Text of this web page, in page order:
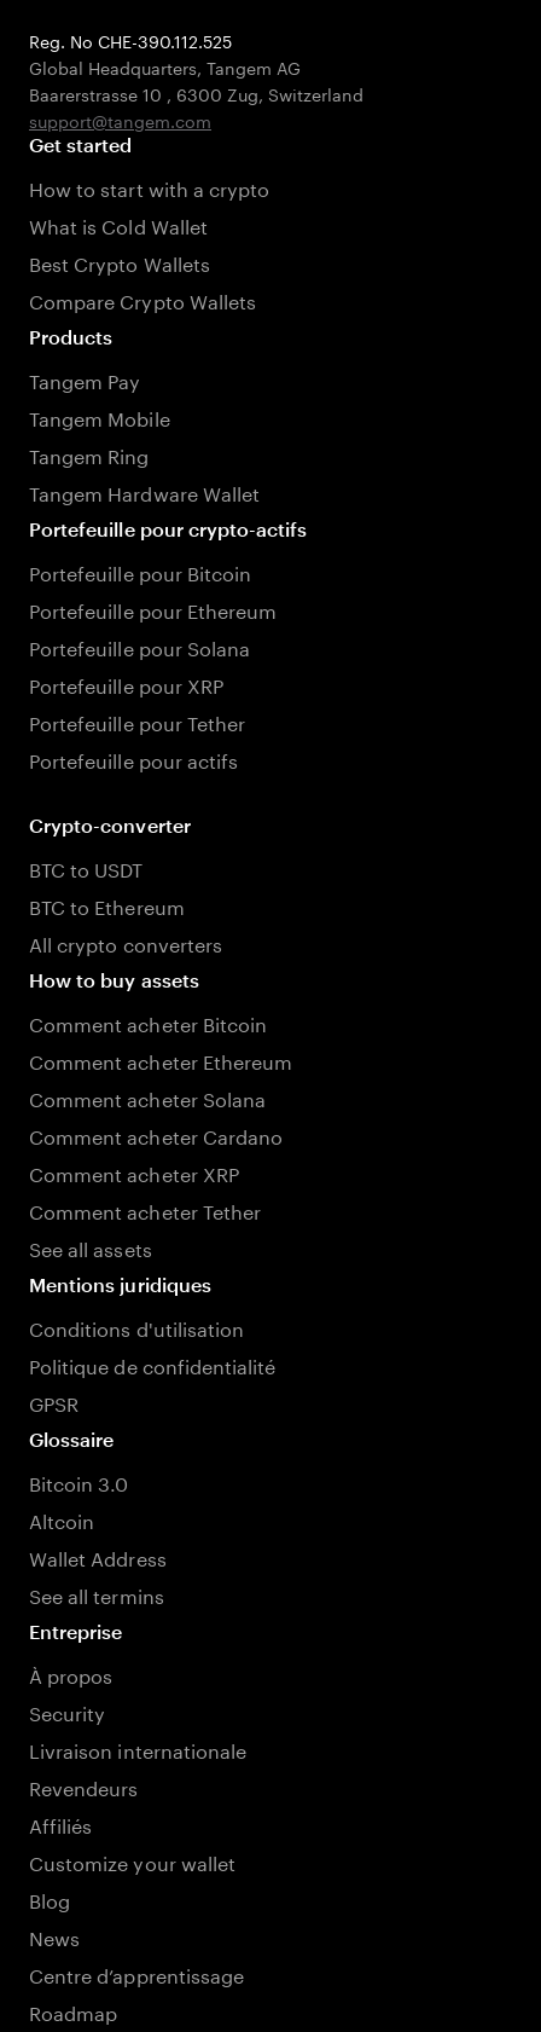
Reg. No CHE-390.112.525
Global Headquarters, Tangem AG
Baarerstrasse 10 , 6300 Zug, Switzerland
support@tangem.com
Get started
How to start with a crypto
What is Cold Wallet
Best Crypto Wallets
Compare Crypto Wallets
Products
Tangem Pay
Tangem Mobile
Tangem Ring
Tangem Hardware Wallet
Portefeuille pour crypto-actifs
Portefeuille pour Bitcoin
Portefeuille pour Ethereum
Portefeuille pour Solana
Portefeuille pour XRP
Portefeuille pour Tether
Portefeuille pour actifs
Crypto-converter
BTC to USDT
BTC to Ethereum
All crypto converters
How to buy assets
Comment acheter Bitcoin
Comment acheter Ethereum
Comment acheter Solana
Comment acheter Cardano
Comment acheter XRP
Comment acheter Tether
See all assets
Mentions juridiques
Conditions d'utilisation
Politique de confidentialité
GPSR
Glossaire
Bitcoin 3.0
Altcoin
Wallet Address
See all termins
Entreprise
À propos
Security
Livraison internationale
Revendeurs
Affiliés
Customize your wallet
Blog
News
Centre d’apprentissage
Roadmap